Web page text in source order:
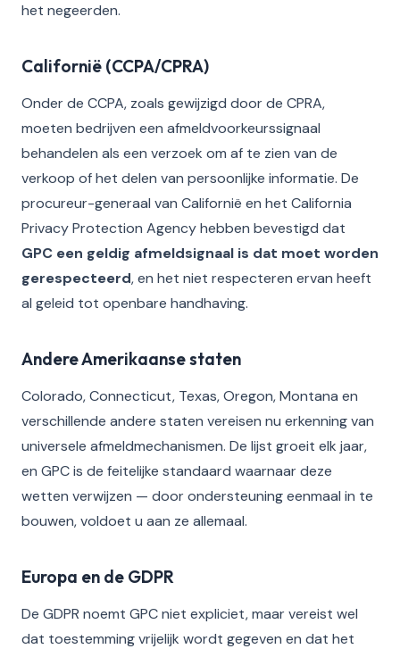
het negeerden.
Californië (CCPA/CPRA)
Onder de CCPA, zoals gewijzigd door de CPRA,
moeten bedrijven een afmeldvoorkeurssignaal
behandelen als een verzoek om af te zien van de
verkoop of het delen van persoonlijke informatie. De
procureur-generaal van Californië en het California
Privacy Protection Agency hebben bevestigd dat
GPC een geldig afmeldsignaal is dat moet worden
gerespecteerd, en het niet respecteren ervan heeft
al geleid tot openbare handhaving.
Andere Amerikaanse staten
Colorado, Connecticut, Texas, Oregon, Montana en
verschillende andere staten vereisen nu erkenning van
universele afmeldmechanismen. De lijst groeit elk jaar,
en GPC is de feitelijke standaard waarnaar deze
wetten verwijzen — door ondersteuning eenmaal in te
bouwen, voldoet u aan ze allemaal.
Europa en de GDPR
De GDPR noemt GPC niet expliciet, maar vereist wel
dat toestemming vrijelijk wordt gegeven en dat het